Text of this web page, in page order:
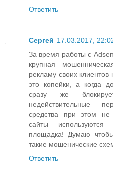
Ответить
Сергей 17.03.2017,
За время работы с
крупная
рекламу своих
это копейки, а когда
сразу же
недействительные
средства при этом не
сайты используются
площадка! Думаю
такие мошенические
Ответить